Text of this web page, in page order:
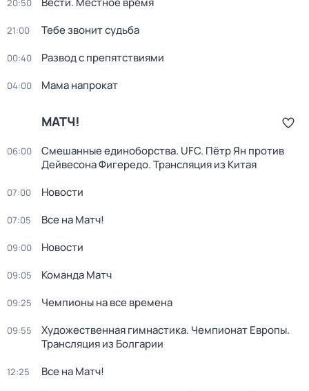
20:50
21:00 Тебе звонит судьба
00:40 Развод с препятствиями
04:00 Мама напрокат
МАТЧ!
06:00
Смешанные единоборства. UFC. Пётр Ян против
Дейвесона Фигередо. Трансляция из Китая
07:00 Новости
07:05 Все на Матч!
09:00 Новости
09:05 Команда Матч
09:25 Чемпионы на все времена
09:55
Художественная гимнастика. Чемпионат Европы.
Трансляция из Болгарии
12:25 Все на Матч!